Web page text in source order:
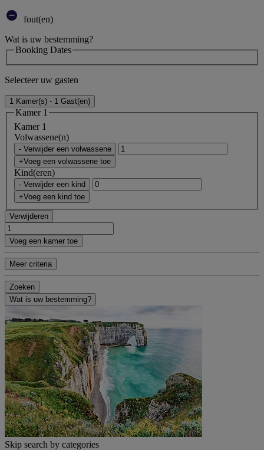
fout(en)
Wat is uw bestemming?
Booking Dates
Selecteer uw gasten
1 Kamer(s) - 1 Gast(en)
Kamer 1
Kamer 1
Volwassene(n)
- Verwijder een volwassene
+Voeg een volwassene toe
Kind(eren)
- Verwijder een kind
+Voeg een kind toe
Verwijderen
Voeg een kamer toe
Meer criteria
Zoeken
Wat is uw bestemming?
Skip search by categories